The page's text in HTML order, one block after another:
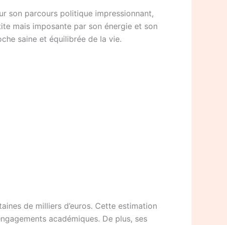
son parcours politique impressionnant,
mais imposante par son énergie et son
saine et équilibrée de la vie.
de milliers d’euros. Cette estimation
académiques. De plus, ses